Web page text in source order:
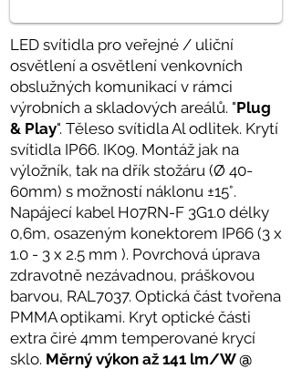
LED svítidla pro veřejné / uliční
osvětlení a osvětlení venkovních
obslužných komunikací v rámci
výrobních a skladových areálů. "Plug
& Play". Těleso svítidla Al odlitek. Krytí
svítidla IP66. IK09. Montáž jak na
výložník, tak na dřík stožáru (Ø 40-
60mm) s možností náklonu ±15°.
Napájecí kabel H07RN-F 3G1.0 délky
0,6m, osazeným konektorem IP66 (3 x
1.0 - 3 x 2.5 mm ). Povrchová úprava
zdravotně nezávadnou, práškovou
barvou, RAL7037. Optická část tvořena
PMMA optikami. Kryt optické části
extra čiré 4mm temperované krycí
sklo. Měrný výkon až 141 lm/W @